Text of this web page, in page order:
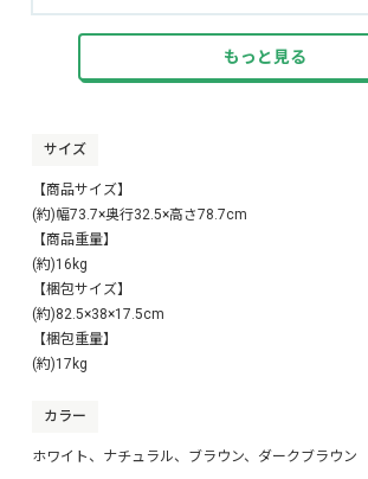
もっと見る
サイズ
【商品サイズ】
(約)幅73.7×奥行32.5×高さ78.7cm
【商品重量】
(約)16kg
【梱包サイズ】
(約)82.5×38×17.5cm
【梱包重量】
(約)17kg
カラー
ホワイト、ナチュラル、ブラウン、ダークブラウン